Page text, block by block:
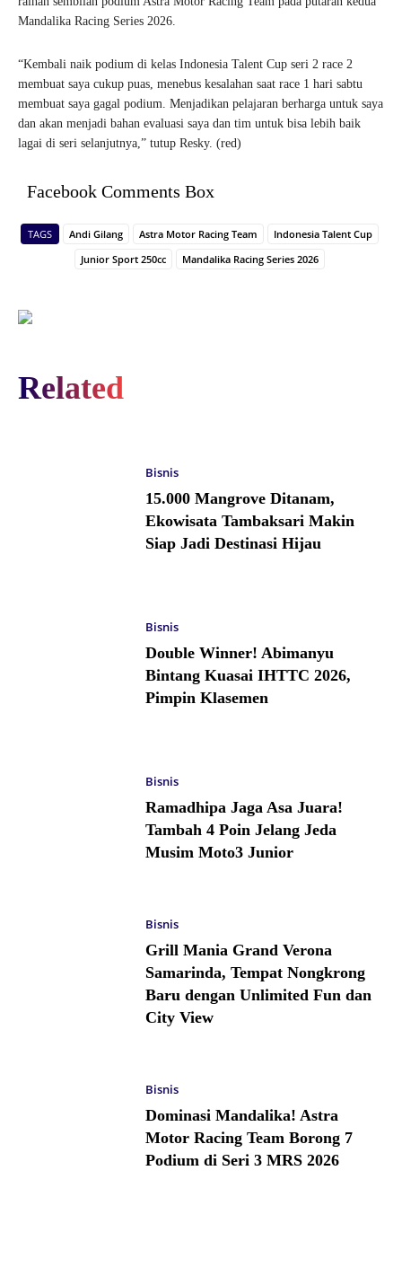
Related
Bisnis
15.000 Mangrove Ditanam,
Ekowisata Tambaksari Makin
Siap Jadi Destinasi Hijau
Bisnis
Double Winner! Abimanyu
Bintang Kuasai IHTTC 2026,
Pimpin Klasemen
Bisnis
Ramadhipa Jaga Asa Juara!
Tambah 4 Poin Jelang Jeda
Musim Moto3 Junior
Bisnis
Grill Mania Grand Verona
Samarinda, Tempat Nongkrong
Baru dengan Unlimited Fun dan
City View
Bisnis
Dominasi Mandalika! Astra
Motor Racing Team Borong 7
Podium di Seri 3 MRS 2026
Mandalika Racing Series 2026.
“Kembali naik podium di kelas Indonesia Talent Cup seri 2 race 2
membuat saya cukup puas, menebus kesalahan saat race 1 hari sabtu
membuat saya gagal podium. Menjadikan pelajaran berharga untuk saya
dan akan menjadi bahan evaluasi saya dan tim untuk bisa lebih baik
lagai di seri selanjutnya,” tutup Resky. (red)
Facebook Comments Box
TAGS Andi Gilang Astra Motor Racing Team
Indonesia Talent Cup
Junior Sport 250cc
Mandalika Racing Series 2026